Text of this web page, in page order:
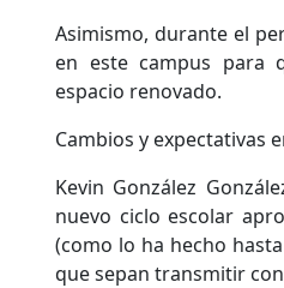
Asimismo, durante el
en este campus para
espacio renovado.
Cambios y expectativas
Kevin González
nuevo ciclo escolar
(como lo ha hecho
que sepan transmitir